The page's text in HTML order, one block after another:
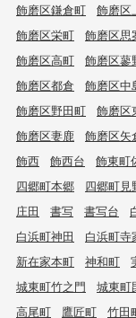
飾磨区鎌倉町 飾磨区
飾磨区栄町
飾磨区思
飾磨区高町
飾磨区蓼
飾磨区都倉
飾磨区中
飾磨区野田町
飾磨区
飾磨区妻鹿
飾磨区矢
飾西
飾西台 飾東町
四郷町本郷
四郷町見
庄田
書写 書写台
白浜町神田
白浜町寺
新在家本町
神和町
城東町竹之門
城東町
高尾町
鷹匠町 竹田